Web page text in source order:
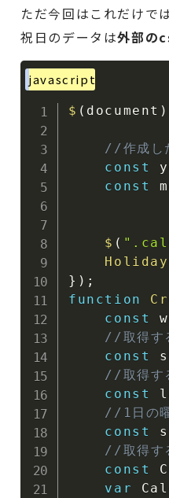
ただ今回はこれだけで
祝日のデータは外部の
javascript
$ ( document )
//作成し
const
const
$ (
} ) ;
function
const
//取得す
const
//取得す
const
//1日の
const
//取得す
const
var